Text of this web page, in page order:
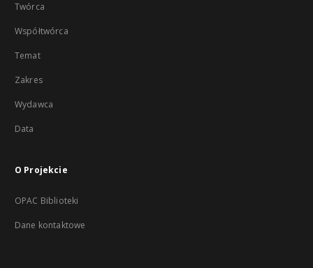
Twórca
Współtwórca
Temat
Zakres
Wydawca
Data
O Projekcie
OPAC Biblioteki
Dane kontaktowe